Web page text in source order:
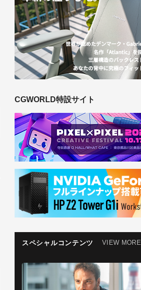
CGWORLD特設サイト
スペシャルコンテンツ VIEW MORE